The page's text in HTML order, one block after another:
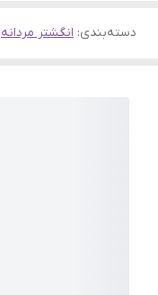
دسته‌بندی: انگشتر مردانه